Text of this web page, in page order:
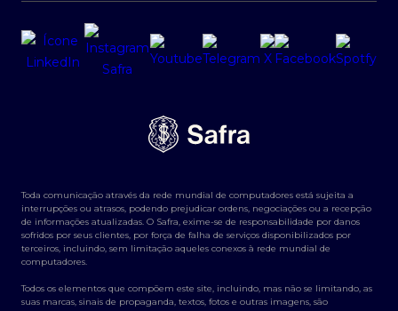
Toda comunicação através da rede mundial de computadores está sujeita a
interrupções ou atrasos, podendo prejudicar ordens, negociações ou a recepção
de informações atualizadas. O Safra, exime-se de responsabilidade por danos
sofridos por seus clientes, por força de falha de serviços disponibilizados por
terceiros, incluindo, sem limitação aqueles conexos à rede mundial de
computadores.
Todos os elementos que compõem este site, incluindo, mas não se limitando, as
suas marcas, sinais de propaganda, textos, fotos e outras imagens, são